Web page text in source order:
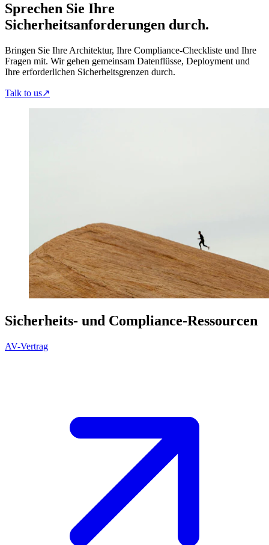
Sprechen Sie Ihre
Sicherheitsanforderungen durch.
Bringen Sie Ihre Architektur, Ihre Compliance-Checkliste und Ihre
Fragen mit. Wir gehen gemeinsam Datenflüsse, Deployment und
Ihre erforderlichen Sicherheitsgrenzen durch.
Talk to us↗
Sicherheits- und Compliance-Ressourcen
AV-Vertrag